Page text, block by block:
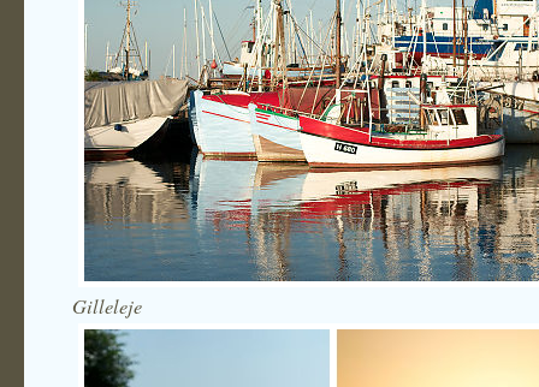
Gilleleje